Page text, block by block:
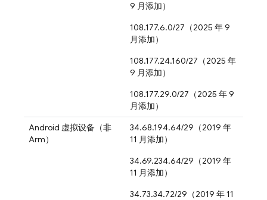
9 月添加）
108.177.6.0/27（2025 年 9
月添加）
108.177.24.160/27（2025 年
9 月添加）
108.177.29.0/27（2025 年 9
月添加）
Android 虚拟设备（非
Arm）
34.68.194.64/29（2019 年
11 月添加）
34.69.234.64/29（2019 年
11 月添加）
34.73.34.72/29（2019 年 11